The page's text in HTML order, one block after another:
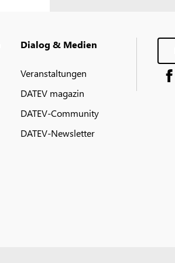
Dialog & Medien
Veranstaltungen
DATEV magazin
DATEV-Community
DATEV-Newsletter